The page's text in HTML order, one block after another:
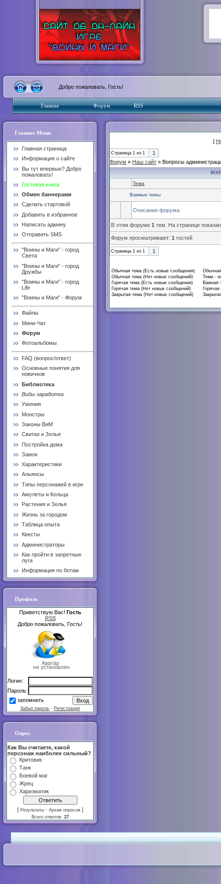
Добро пожаловать, Гость!
Главная Форум RSS
Главное Меню
Главная страница
Информация о сайте
Вы тут впервые? Добро
пожаловать!
Гостевая книга
Обмен баннерами
Сделать стартовой
Добавить в избранное
Написать админу
Отправить SMS
"Воины и Маги" - город
Света
"Воины и Маги" - город
Дружбы
"Воины и Маги" - город
Life
"Воины и Маги" - Форум
Файлы
Мини-Чат
Форум
Фотоальбомы
FAQ (вопрос/ответ)
Основные понятия для
новичков
Библиотека
Виды заработка
Умения
Монстры
Законы ВиМ
Свитки и Зелья
Постройка дома
Замок
Характеристики
Альянсы
Типы персонажей в игре
Амулеты и Кольца
Растения и Зелья
Жизнь за городом
Таблица опыта
Квесты
Администраторы
Как пройти в запретные
луга
Информация по ботам
Профиль
Приветствую Вас! Гость
RSS
Добро пожаловать, Гость!
Логин:
Пароль:
запомнить
Забыл пароль · Регистрация
Опрос
Как Вы считаете, какой
персонаж наиболее сильный?
Критовик
Танк
Боевой маг
Жрец
Харизматик
[ Результаты · Архив опросов ]
Всего ответов: 27
[
Страница 1 из 1
1
Форум » Наш сайт » Вопросы
Тема
Важные темы
Описание форума
В этом форуме 1 тем. На странице
Форум просматривают: 1 гостей
Страница 1 из 1 1
Обычная тема (Есть новые сообщения)
Обычная тема (Нет новых сообщений)
Тема -
Горячая тема (Есть новые сообщения)
Важная
Горячая тема (Нет новых сообщений)
Горячая
Закрытая тема (Нет новых сообщений)